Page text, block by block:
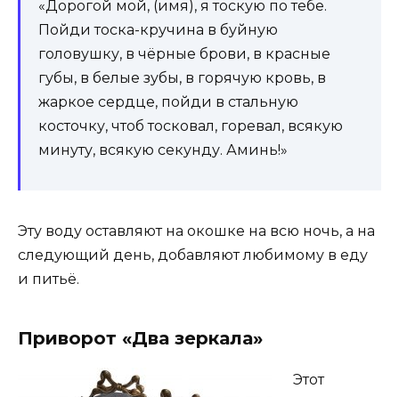
«Дорогой мой, (имя), я тоскую по тебе.
Пойди тоска-кручина в буйную
головушку, в чёрные брови, в красные
губы, в белые зубы, в горячую кровь, в
жаркое сердце, пойди в стальную
косточку, чтоб тосковал, горевал, всякую
минуту, всякую секунду. Аминь!»
Эту воду оставляют на окошке на всю ночь, а на
следующий день, добавляют любимому в еду
и питьё.
Приворот «Два зеркала»
Этот